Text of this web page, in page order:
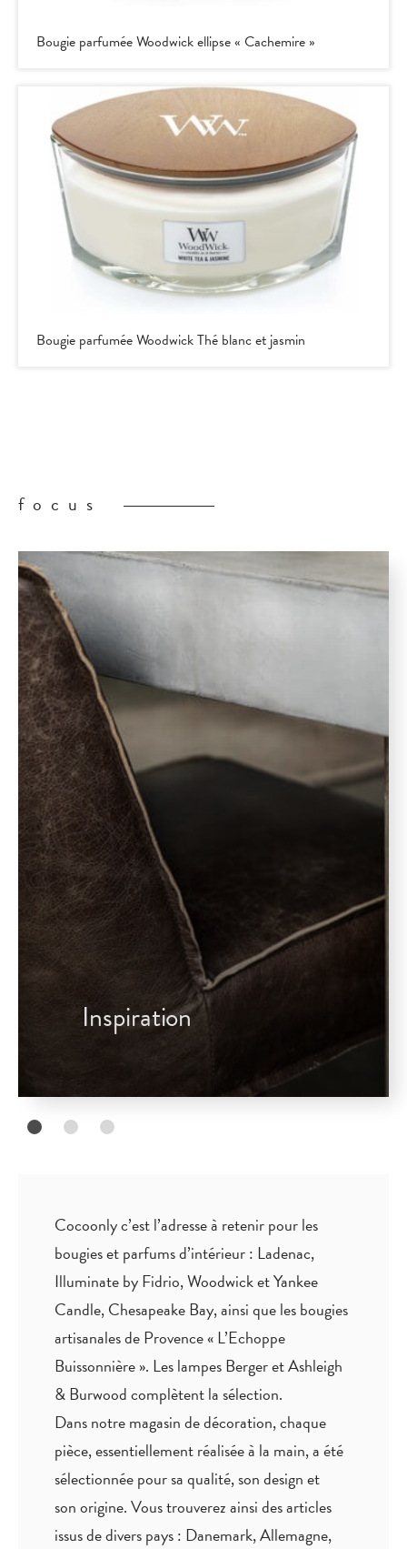
Bougie parfumée Woodwick ellipse « Cachemire »
Bougie parfumée Woodwick Thé blanc et jasmin
focus
Inspiration
Cocoonly c’est l’adresse à retenir pour les
bougies et parfums d’intérieur : Ladenac,
Illuminate by Fidrio, Woodwick et Yankee
Candle, Chesapeake Bay, ainsi que les bougies
artisanales de Provence « L’Echoppe
Buissonnière ». Les lampes Berger et Ashleigh
& Burwood complètent la sélection.
Dans notre magasin de décoration, chaque
pièce,essentiellement réalisée à la main, a été
sélectionnée pour sa qualité, son design et
son origine. Vous trouverez ainsi des articles
issus de divers pays : Danemark, Allemagne,